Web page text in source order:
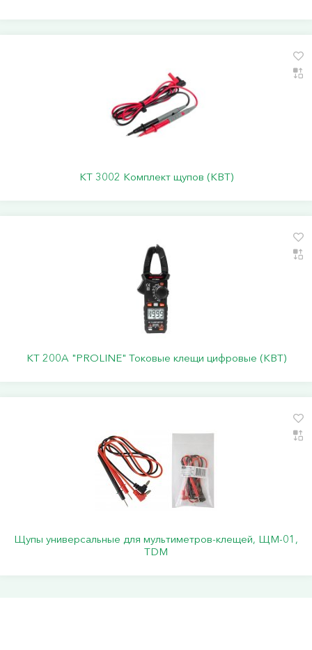
KT 3002 Комплект щупов (КВТ)
KT 200A "PROLINE" Токовые клещи цифровые (КВТ)
Щупы универсальные для мультиметров-клещей, ЩМ-01,
TDM